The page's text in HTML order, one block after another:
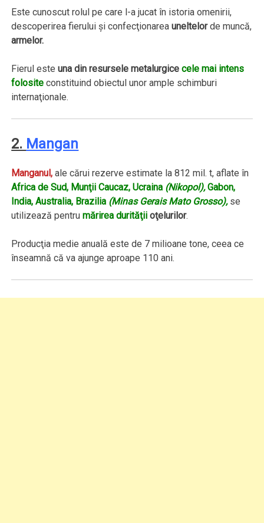
Este cunoscut rolul pe care l-a jucat în istoria omenirii,
descoperirea fierului şi confecţionareauneltelorde muncă,
armelor.
Fierul esteuna din resursele metalurgicecele mai intens
folosite constituind obiectul unor ample schimburi
internaţionale.
2. Mangan
Manganul, ale cărui rezerve estimate la 812 mil. t, aflate în
Africa de Sud, Munţii Caucaz, Ucraina (Nikopol),Gabon,
India, Australia, Brazilia (Minas Gerais Mato Grosso),se
utilizează pentrumărirea durităţiioţelurilor.
Producţia medie anuală este de 7 milioane tone, ceea ce
înseamnă că va ajunge aproape 110 ani.